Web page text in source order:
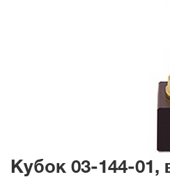
Кубок 03-144-01,